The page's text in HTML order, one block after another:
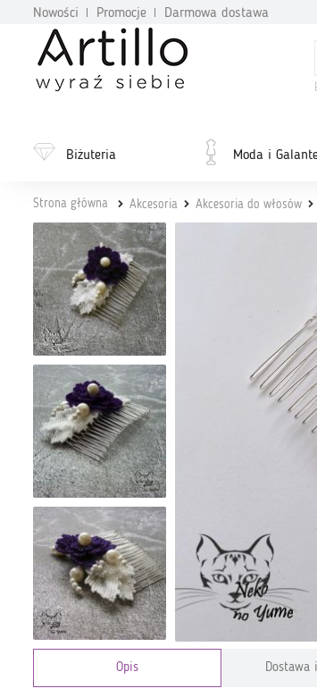
Nowości Promocje Darmowa dostawa
Biżuteria Moda i
Strona główna Akcesoria Akcesoria do włosów
Opis Dostawa